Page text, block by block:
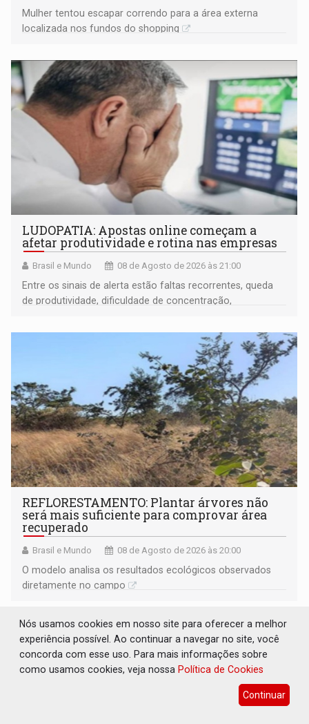
Mulher tentou escapar correndo para a área externa
localizada nos fundos do shopping
LUDOPATIA: Apostas online começam a
afetar produtividade e rotina nas empresas
Brasil e Mundo 08 de Agosto de 2026 às 21:00
Entre os sinais de alerta estão faltas recorrentes, queda
de produtividade, dificuldade de concentração,
REFLORESTAMENTO: Plantar árvores não
será mais suficiente para comprovar área
recuperado
Brasil e Mundo 08 de Agosto de 2026 às 20:00
O modelo analisa os resultados ecológicos observados
diretamente no campo
Nós usamos cookies em nosso site para oferecer a melhor
experiência possível. Ao continuar a navegar no site, você
concorda com esse uso. Para mais informações sobre
como usamos cookies, veja nossa Política de Cookies
Continuar